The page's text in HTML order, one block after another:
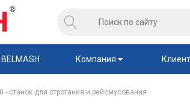
Компания
- станок для строгания и рейсмусования